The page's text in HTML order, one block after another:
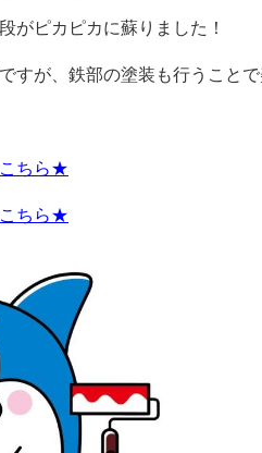
がピカピカに蘇りました！
すが、鉄部の塗装も行うこと
ちら★
ちら★